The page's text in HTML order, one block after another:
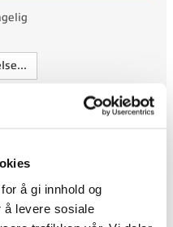
å gi innhold og
å levere sosiale
produserer ullundertøy og
Med base i
nærliggende fjellene og den
i fjellbygda. Woolf